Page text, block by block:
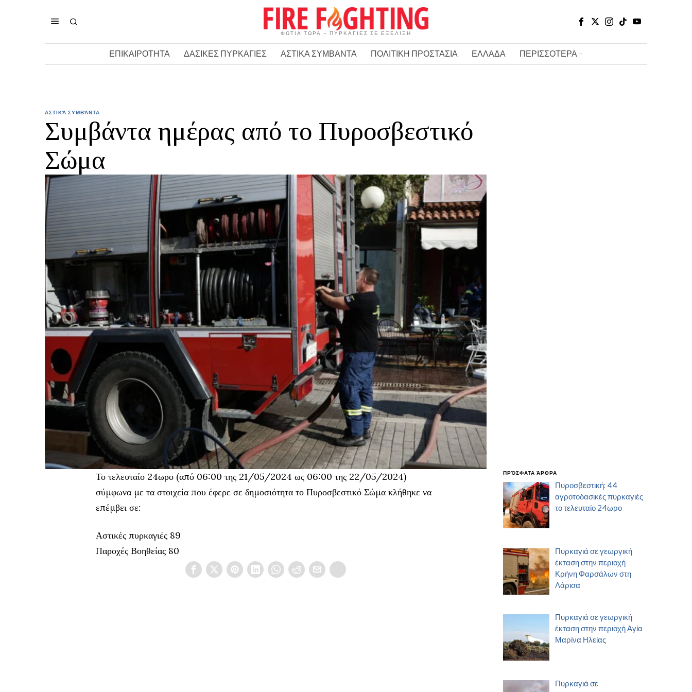
ΦΩΤΙΑ ΤΩΡΑ – ΠΥΡΚΑΓΙΕΣ ΣΕ ΕΞΕΛΙΞΗ
ΕΠΙΚΑΙΡΟΤΗΤΑ ΔΑΣΙΚΕΣ ΠΥΡΚΑΓΙΕΣ ΑΣΤΙΚΑ ΣΥΜΒΑΝΤΑ ΠΟΛΙΤΙΚΗ ΠΡΟΣΤΑΣΙΑ ΕΛΛΑΔΑ ΠΕΡΙΣΣΟΤΕΡΑ
ΑΣΤΙΚΆ ΣΥΜΒΆΝΤΑ
Συμβάντα ημέρας από το Πυροσβεστικό
Σώμα
Το τελευταίο 24ωρο (από 06:00 της 21/05/2024 ως 06:00 της 22/05/2024)
σύμφωνα με τα στοιχεία που έφερε σε δημοσιότητα το Πυροσβεστικό Σώμα κλήθηκε να
επέμβει σε:
Αστικές πυρκαγιές 89
Παροχές Βοηθείας 80
ΠΡΌΣΦΑΤΑ ΆΡΘΡΑ
Πυροσβεστική: 44
αγροτοδασικές πυρκαγιές
το τελευταίο 24ωρο
Πυρκαγιά σε γεωργική
έκταση στην περιοχή
Κρήνη Φαρσάλων στη
Λάρισα
Πυρκαγιά σε γεωργική
έκταση στην περιοχή Αγία
Μαρίνα Ηλείας
Πυρκαγιά σε